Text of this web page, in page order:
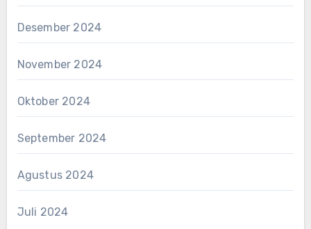
Desember 2024
November 2024
Oktober 2024
September 2024
Agustus 2024
Juli 2024